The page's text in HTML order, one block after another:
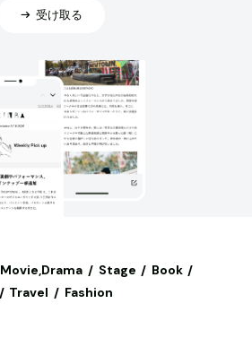
受け取る
Movie,Drama Stage
Book
Travel Fashion